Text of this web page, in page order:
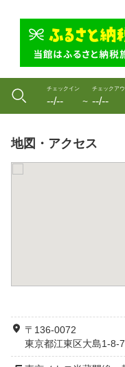
チェックイン
--/-- 〜
チェックアウ
--/--
地図・アクセス
〒136-0072
東京都江東区大島1-8-7